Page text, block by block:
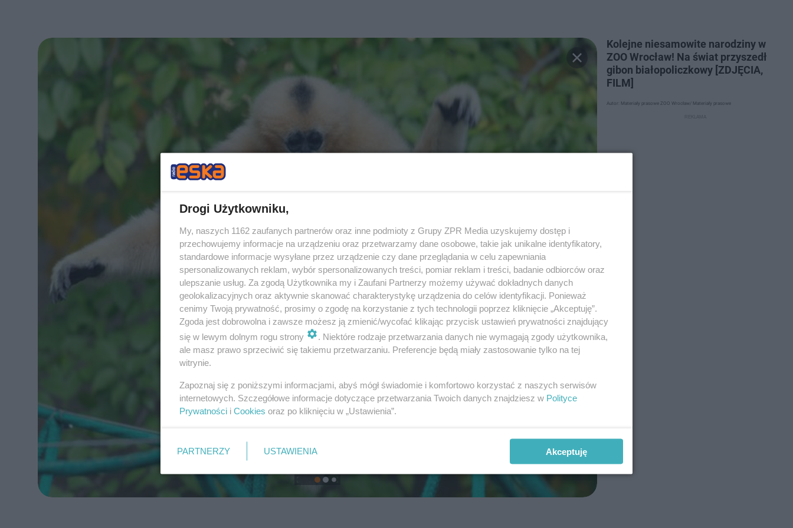
Kolejne niesamowite narodziny w
ZOO Wrocław! Na świat przyszedł
gibon białopoliczkowy [ZDJĘCIA,
FILM]
Autor: Materiały prasowe ZOO Wrocław/ Materiały prasowe
Drogi Użytkowniku,
My, naszych 1162 zaufanych partnerów oraz inne podmioty z Grupy ZPR Media uzyskujemy dostęp i
przechowujemy informacje na urządzeniu oraz przetwarzamy dane osobowe, takie jak unikalne identyfikatory,
standardowe informacje wysyłane przez urządzenie czy dane przeglądania w celu zapewniania
spersonalizowanych reklam, wybór spersonalizowanych treści, pomiar reklam i treści, badanie odbiorców oraz
ulepszanie usług. Za zgodą Użytkownika my i Zaufani Partnerzy możemy używać dokładnych danych
geolokalizacyjnych oraz aktywnie skanować charakterystykę urządzenia do celów identyfikacji. Ponieważ
cenimy Twoją prywatność, prosimy o zgodę na korzystanie z tych technologii poprzez kliknięcie „Akceptuję”.
Zgoda jest dobrowolna i zawsze możesz ją zmienić/wycofać klikając przycisk ustawień prywatności znajdujący
się w lewym dolnym rogu strony
. Niektóre rodzaje przetwarzania danych nie wymagają zgody użytkownika,
ale masz prawo sprzeciwić się takiemu przetwarzaniu. Preferencje będą miały zastosowanie tylko na tej
witrynie.
Zapoznaj się z poniższymi informacjami, abyś mógł świadomie i komfortowo korzystać z naszych serwisów
internetowych. Szczegółowe informacje dotyczące przetwarzania Twoich danych znajdziesz w Polityce
Prywatności i Cookies oraz po kliknięciu w „Ustawienia”.
PARTNERZY USTAWIENIA Akceptuję